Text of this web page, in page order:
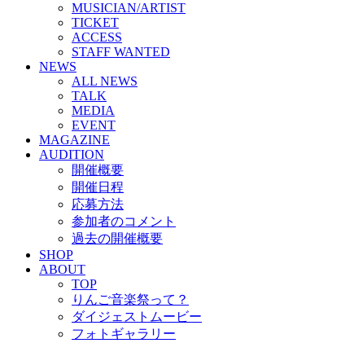
MUSICIAN/ARTIST
TICKET
ACCESS
STAFF WANTED
NEWS
ALL NEWS
TALK
MEDIA
EVENT
MAGAZINE
AUDITION
開催概要
開催日程
応募方法
参加者のコメント
過去の開催概要
SHOP
ABOUT
TOP
りんご音楽祭って？
ダイジェストムービー
フォトギャラリー